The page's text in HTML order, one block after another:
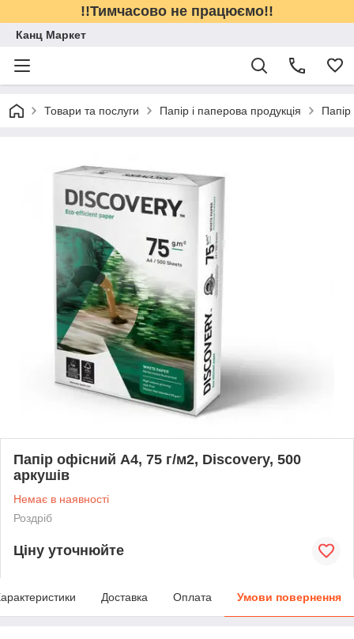
!!Тимчасово не працюємо!!
Канц Маркет
Товари та послуги Папір і паперова продукція
Папір офісний А4, 75 г/м2, Discovery, 500
аркушів
Немає в наявності
Роздріб
Ціну уточнюйте
Доставка Оплата Умови повернення